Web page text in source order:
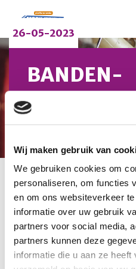
Wij maken gebruik van
We gebruiken cookies om
personaliseren, om functies
en om ons websiteverkeer
informatie over uw gebruik
partners voor social media,
partners kunnen deze
informatie die u aan ze
26-05-2023
BANDEN-
EN
VACO
U bevindt zich hier: Home/
wielentest VACO
In de nieuwsbrief van
en wielentest uitgezet
bandenpakket is